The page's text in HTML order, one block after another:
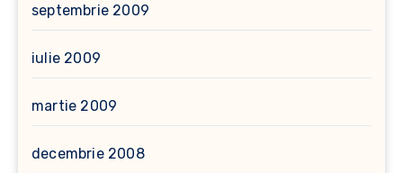
septembrie 2009
iulie 2009
martie 2009
decembrie 2008